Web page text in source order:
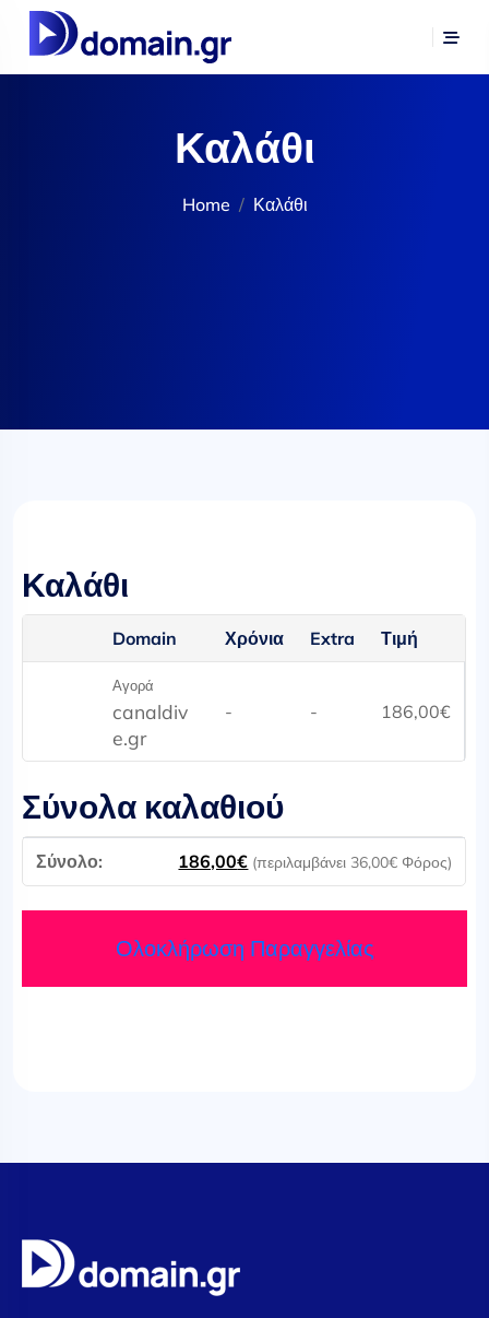
Καλάθι
Home Καλάθι
Καλάθι
Domain Χρόνια Extra Τιμή
Αγορά
canaldiv
e.gr
- - 186,00€
Σύνολα καλαθιού
186,00€ (περιλαμβάνει 36,00€ Φόρος)
Ολοκλήρωση Παραγγελίας